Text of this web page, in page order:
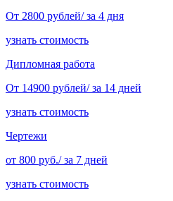
От 2800 рублей/ за 4 дня
узнать стоимость
Дипломная работа
От 14900 рублей/ за 14 дней
узнать стоимость
Чертежи
от 800 руб./ за 7 дней
узнать стоимость